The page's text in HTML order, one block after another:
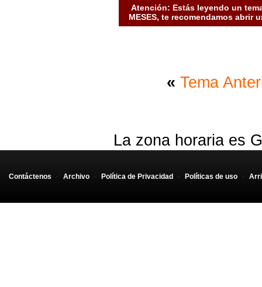
Atención: Estás leyendo un
MESES, te recomendamos abrir
« Tema
La zona horaria es
Contáctenos - Archivo - Política de Privacidad - Políticas de uso -